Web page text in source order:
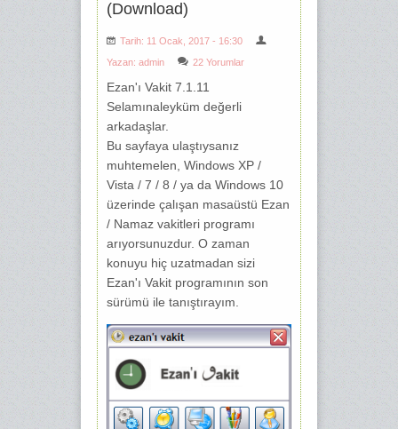
(Download)
Tarih: 11 Ocak, 2017 - 16:30
Yazan: admin 22 Yorumlar
Ezan'ı Vakit 7.1.11
Selamınaleyküm değerli
arkadaşlar.
Bu sayfaya ulaştıysanız
muhtemelen, Windows XP /
Vista / 7 / 8 / ya da Windows 10
üzerinde çalışan masaüstü Ezan
/ Namaz vakitleri programı
arıyorsunuzdur. O zaman
konuyu hiç uzatmadan sizi
Ezan'ı Vakit programının son
sürümü ile tanıştırayım.